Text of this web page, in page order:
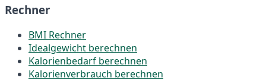
Rechner
BMI Rechner
Idealgewicht berechnen
Kalorienbedarf berechnen
Kalorienverbrauch berechnen